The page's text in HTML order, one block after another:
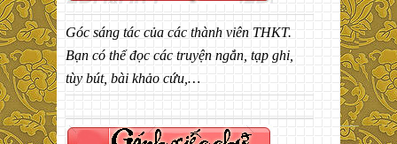
Góc sáng tác của các thành viên THKT.
Bạn có thể đọc các truyện ngắn, tạp ghi,
tùy bút, bài khảo cứu,…